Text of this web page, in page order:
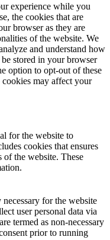
experience while you
the cookies that are
browser as they are
of the website. We
and understand how
stored in your browser
option to opt-out of these
may affect your
for the website to
cookies that ensures
of the website. These
for the website
user personal data via
termed as non-necessary
prior to running